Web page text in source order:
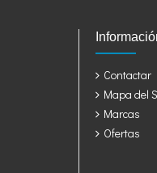
Contactar
Mapa del
Marcas
Ofertas